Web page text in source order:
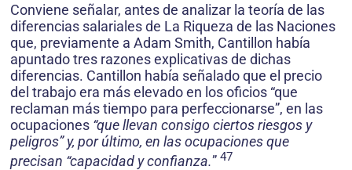
Conviene señalar, antes de analizar la teoría de las
diferencias salariales de La Riqueza de las Naciones
que, previamente a Adam Smith, Cantillon había
apuntado tres razones explicativas de dichas
diferencias. Cantillon había señalado que el precio
del trabajo era más elevado en los oficios “que
reclaman más tiempo para perfeccionarse”, en las
ocupaciones “que llevan consigo ciertos riesgos y
peligros” y, por último, en las ocupaciones que
precisan “capacidad y confianza.” 47